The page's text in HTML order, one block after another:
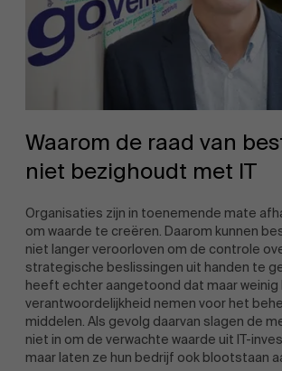
Waarom de raad van
niet bezighoudt met IT
Organisaties zijn in toenemende mate
om waarde te creëren. Daarom kunnen
niet langer veroorloven om de controle
strategische beslissingen uit handen te
heeft echter aangetoond dat maar
verantwoordelijkheid nemen voor het
middelen. Als gevolg daarvan slagen de
niet in om de verwachte waarde uit IT-
maar laten ze hun bedrijf ook blootstaan